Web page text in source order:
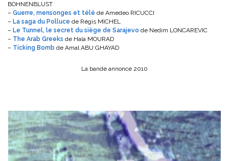
BOHNENBLUST
– Guerre, mensonges et télé de Amedeo RICUCCI
– La saga du Polluce de Régis MICHEL
– Le Tunnel, le secret du siège de Sarajevo de Nedim LONCAREVIC
– The Arab Greeks de Hala MOURAD
– Ticking Bomb de Amal ABU GHAYAD
La bande annonce 2010